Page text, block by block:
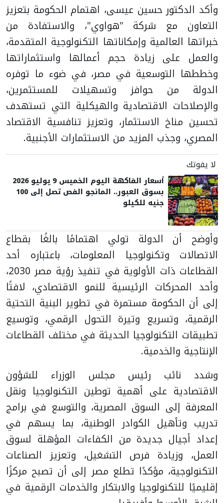
وأكد الدكتور حسين عيسى، اهتمام الحكومة بتعزيز
التعاون مع شركة "هواوي"، والاستفادة من
خبراتها العالمية وإمكاناتها التكنولوجية المتقدمة،
والعمل على زيادة حجم أعمالها واستثماراتها
وخططها التوسعية في مصر، في ضوء ما توفره
الدولة من حوافز وتسهيلات للمستثمرين،
والإصلاحات الاقتصادية والهيكلية التي تستهدف
تحسين مناخ الاستثمار، وتعزيز تنافسية الاقتصاد
المصري، وجذب المزيد من الاستثمارات الأجنبية.
لا يفوتك
أسعار الفاكهة اليوم الخميس 9 يوليو 2026
بسوق العبور.. المانجو الفص تصل إلى 100
جنيه للكيلو
وأوضح أن الدولة تولي اهتمامًا بالغًا بقطاع
الاتصالات وتكنولوجيا المعلومات، باعتباره أحد
القطاعات ذات الأولوية في تنفيذ رؤية مصر 2030،
وأحد المحركات الرئيسية للنمو الاقتصادي، لافتًا
إلى أن الحكومة مستمرة في تطوير البنية التحتية
الرقمية، وتسريع وتيرة التحول الرقمي، وتوسيع
تطبيقات التكنولوجيا الحديثة في مختلف القطاعات
الإنتاجية والخدمية.
وشدد نائب رئيس مجلس الوزراء للشؤون
الاقتصادية على أهمية توطين التكنولوجيا ونقل
المعرفة إلى السوق المصرية، والتوسع في برامج
تدريب وتأهيل الكوادر الوطنية، بما يسهم في
إعداد أجيال جديدة من الكفاءات المؤهلة لسوق
العمل، وزيادة فرص التشغيل، وتعزيز الصناعات
التكنولوجية، مؤكدًا تطلع مصر إلى أن تصبح مركزًا
إقليميًا للتكنولوجيا والابتكار والخدمات الرقمية في